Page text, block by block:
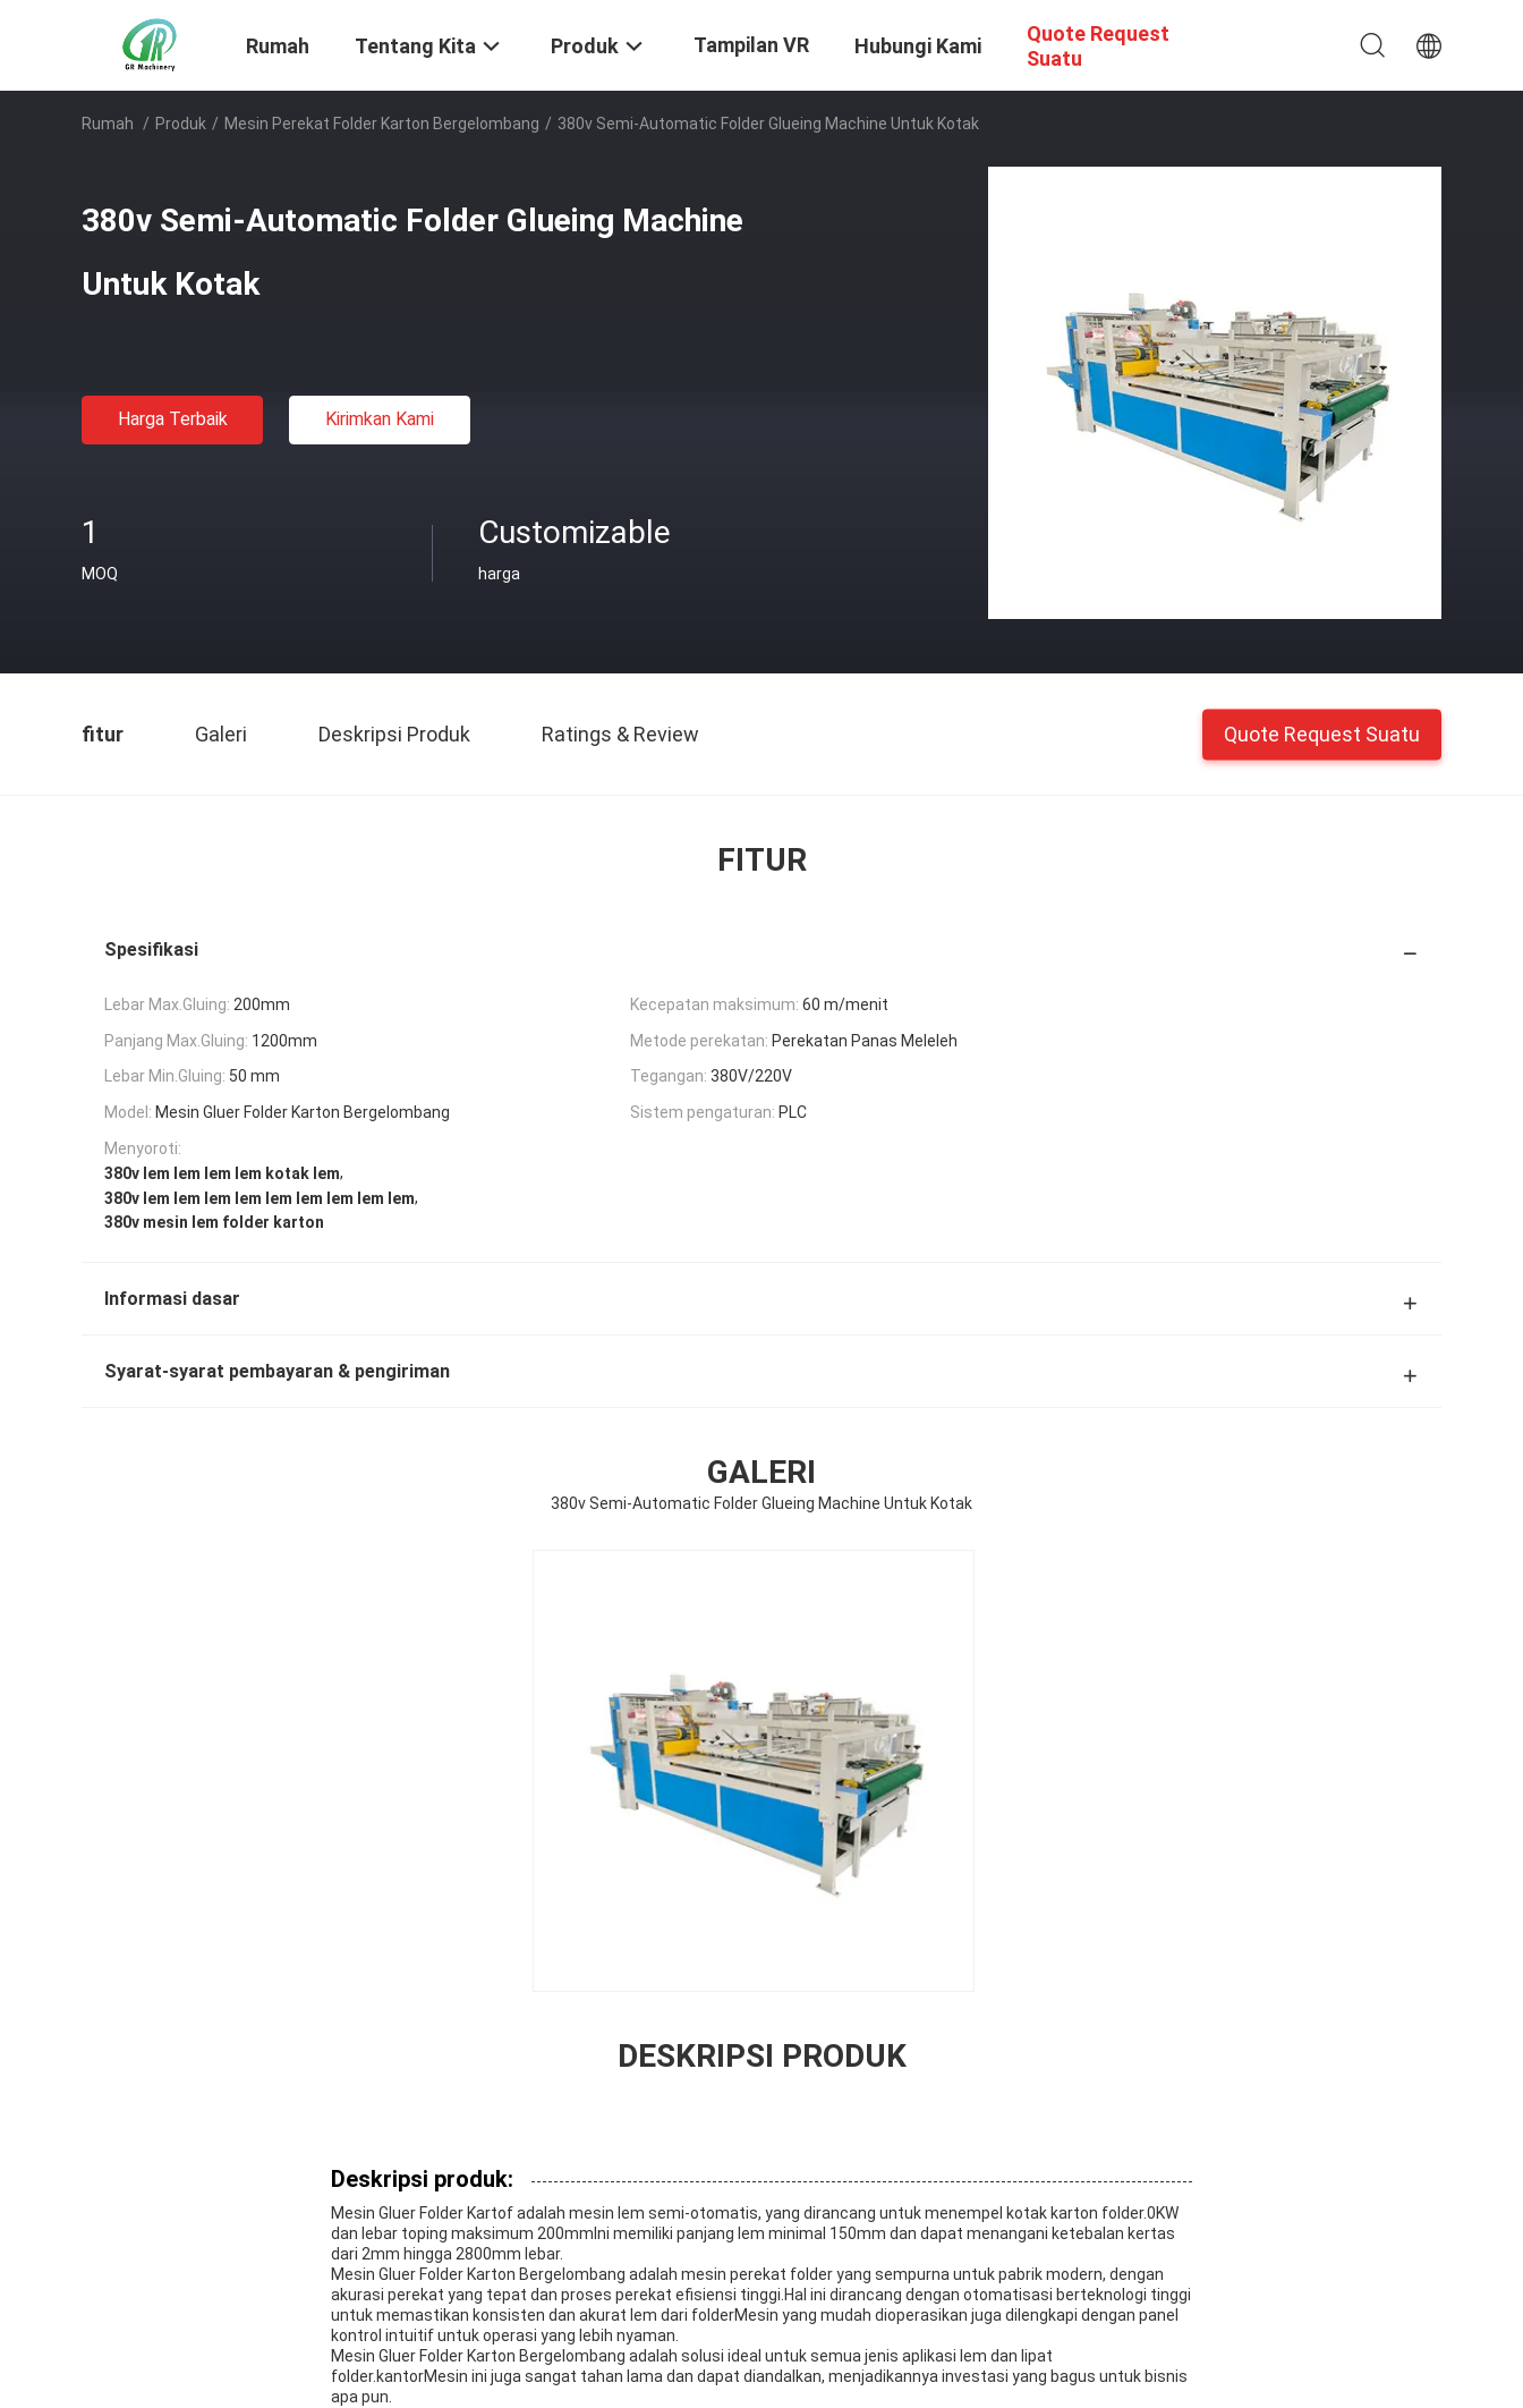
Rumah Tentang Kita Produk Tampilan VR Hubungi Kami
Quote Request
Suatu
Rumah / Produk / Mesin Perekat Folder Karton Bergelombang / 380v Semi-Automatic Folder Glueing Machine Untuk Kotak
380v Semi-Automatic Folder Glueing Machine
Untuk Kotak
Harga Terbaik Kirimkan Kami
1
MOQ
Customizable
harga
fitur Galeri Deskripsi Produk Ratings & Review Quote Request Suatu
FITUR
Spesifikasi
Lebar Max.Gluing: 200mm Kecepatan maksimum: 60 m/menit
Panjang Max.Gluing: 1200mm Metode perekatan: Perekatan Panas Meleleh
Lebar Min.Gluing: 50 mm Tegangan: 380V/220V
Model: Mesin Gluer Folder Karton Bergelombang Sistem pengaturan: PLC
Menyoroti:
380v lem lem lem lem kotak lem,
380v lem lem lem lem lem lem lem lem lem,
380v mesin lem folder karton
Informasi dasar
Syarat-syarat pembayaran & pengiriman
GALERI
380v Semi-Automatic Folder Glueing Machine Untuk Kotak
DESKRIPSI PRODUK
Deskripsi produk:
Mesin Gluer Folder Kartof adalah mesin lem semi-otomatis, yang dirancang untuk menempel kotak karton folder.0KW
dan lebar toping maksimum 200mmIni memiliki panjang lem minimal 150mm dan dapat menangani ketebalan kertas
dari 2mm hingga 2800mm lebar.
Mesin Gluer Folder Karton Bergelombang adalah mesin perekat folder yang sempurna untuk pabrik modern, dengan
akurasi perekat yang tepat dan proses perekat efisiensi tinggi.Hal ini dirancang dengan otomatisasi berteknologi tinggi
untuk memastikan konsisten dan akurat lem dari folderMesin yang mudah dioperasikan juga dilengkapi dengan panel
kontrol intuitif untuk operasi yang lebih nyaman.
Mesin Gluer Folder Karton Bergelombang adalah solusi ideal untuk semua jenis aplikasi lem dan lipat
folder.kantorMesin ini juga sangat tahan lama dan dapat diandalkan, menjadikannya investasi yang bagus untuk bisnis
apa pun.